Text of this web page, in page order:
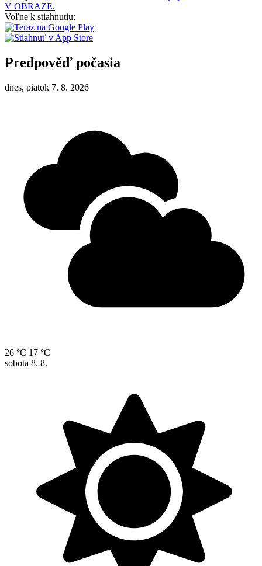
V OBRAZE.
Voľne k stiahnutiu:
Predpověď počasia
dnes, piatok 7. 8. 2026
26 °C 17 °C
sobota 8. 8.